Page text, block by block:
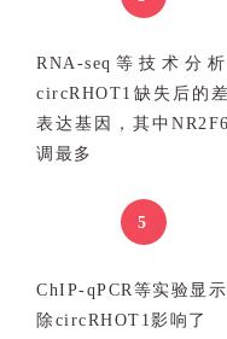
RNA-seq等技术分
circRHOT1缺失后的
表达基因，其中
调最多
5
ChIP-qPCR 等实验显
除circRHOT1影响了